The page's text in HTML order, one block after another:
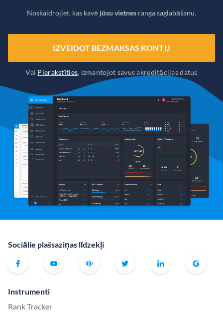
Noskaidrojiet, kas kavē jūsu vietnes ranga saglabāšanu.
IZVEIDOT BEZMAKSAS KONTU
Vai Pierakstīties, izmantojot savus akreditācijas datus
Sociālie plašsaziņas līdzekļi
Instrumenti
Rank Tracker